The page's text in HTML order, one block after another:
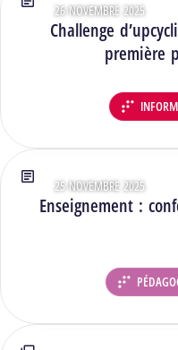
Challenge
première
Type : Articles
26 NOVEMBRE 2025
Enseignement :
Type : Articles
25 NOVEMBRE 2025